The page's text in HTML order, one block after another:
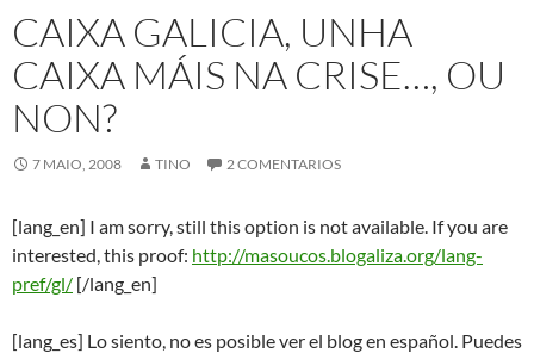
CAIXA GALICIA, UNHA
CAIXA MÁIS NA CRISE…, OU
NON?
7 MAIO, 2008 TINO 2 COMENTARIOS
[lang_en] I am sorry, still this option is not available. If you are
interested, this proof: http://masoucos.blogaliza.org/lang-
pref/gl/ [/lang_en]
[lang_es] Lo siento, no es posible ver el blog en español. Puedes